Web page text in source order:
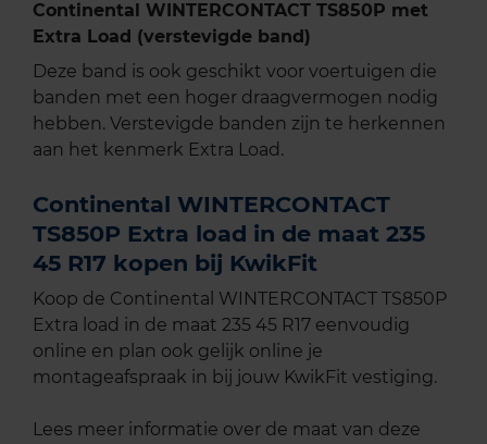
Continental WINTERCONTACT TS850P met
Extra Load (verstevigde band)
Deze band is ook geschikt voor voertuigen die
banden met een hoger draagvermogen nodig
hebben. Verstevigde banden zijn te herkennen
aan het kenmerk Extra Load.
Continental WINTERCONTACT
TS850P Extra load in de maat 235
45 R17 kopen bij KwikFit
Koop de Continental WINTERCONTACT TS850P
Extra load in de maat 235 45 R17 eenvoudig
online en plan ook gelijk online je
montageafspraak in bij jouw KwikFit vestiging.
Lees meer informatie over de maat van deze